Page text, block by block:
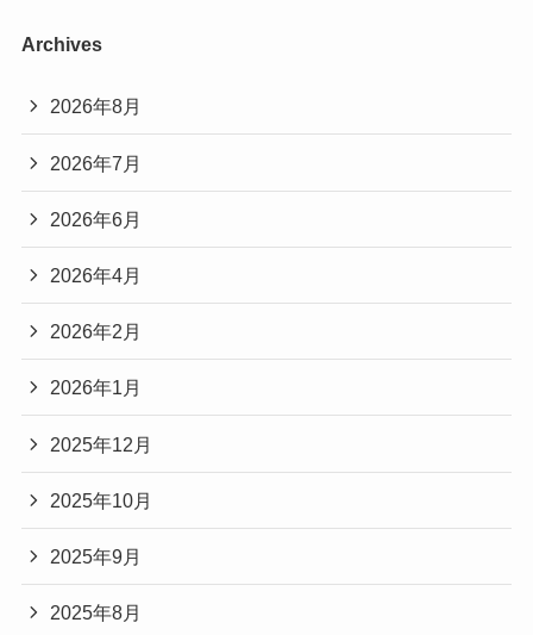
Archives
2026年8月
2026年7月
2026年6月
2026年4月
2026年2月
2026年1月
2025年12月
2025年10月
2025年9月
2025年8月